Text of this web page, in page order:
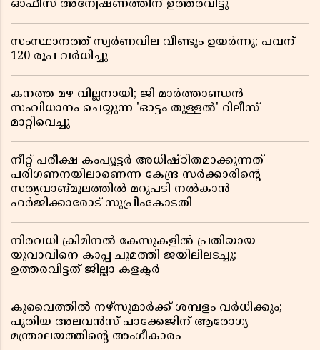
ഓഫീസ് അന്വേഷണത്തിന് ഉത്തരവിട്ടു
സംസ്ഥാനത്ത് സ്വര്‍ണവില വീണ്ടും ഉയർന്നു; പവന്
120 രൂപ വര്‍ധിച്ചു
കനത്ത മഴ വില്ലനായി; ജി മാർത്താണ്ഡൻ
സംവിധാനം ചെയ്യുന്ന 'ഓട്ടം തുള്ളൽ' റിലീസ്
മാറ്റിവെച്ചു
നീറ്റ് പരീക്ഷ കംപ്യൂട്ടർ അധിഷ്ഠിതമാക്കുന്നത്
പരിഗണനയിലാണെന്ന കേന്ദ്ര സർക്കാരിൻ്റെ
സത്യവാങ്മൂലത്തിൽ മറുപടി നൽകാൻ
ഹർജിക്കാരോട് സുപ്രീംകോടതി
നിരവധി ക്രിമിനൽ കേസുകളിൽ പ്രതിയായ
യുവാവിനെ കാപ്പ ചുമത്തി ജയിലിലടച്ചു;
ഉത്തരവിട്ടത് ജില്ലാ കളക്ടർ
കുവൈത്തിൽ നഴ്‌സുമാർക്ക് ശമ്പളം വർധിക്കും;
പുതിയ അലവൻസ് പാക്കേജിന് ആരോഗ്യ
മന്ത്രാലയത്തിൻ്റെ അംഗീകാരം